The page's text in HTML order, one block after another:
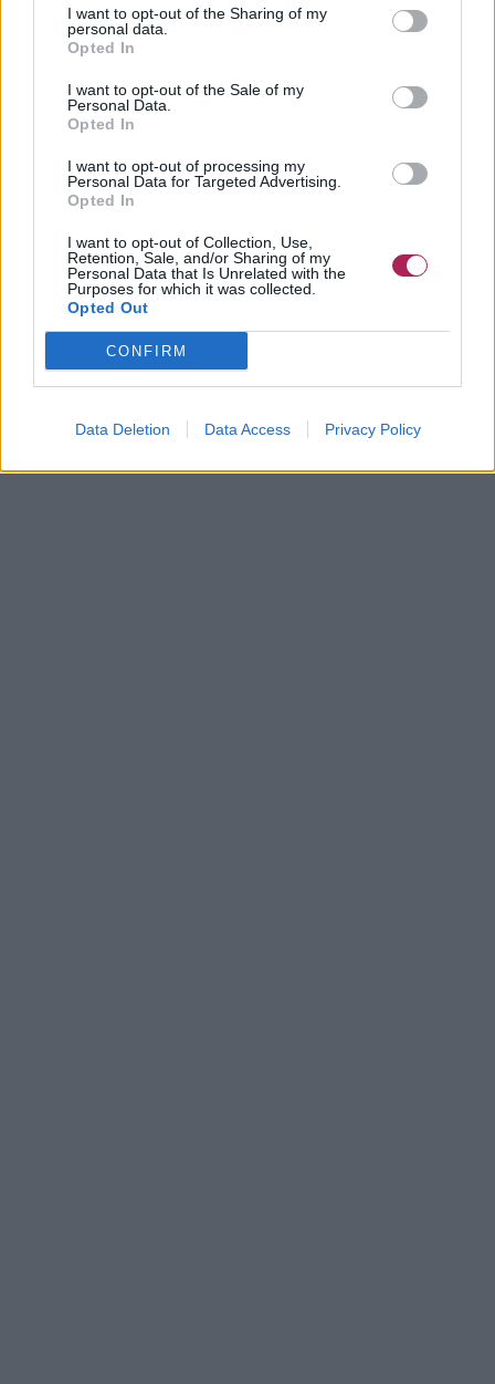
I want to opt-out of the Sharing of my
personal data.
Opted In
I want to opt-out of the Sale of my
Personal Data.
Opted In
I want to opt-out of processing my
Personal Data for Targeted Advertising.
Opted In
I want to opt-out of Collection, Use,
Retention, Sale, and/or Sharing of my
Personal Data that Is Unrelated with the
Purposes for which it was collected.
Opted Out
CONFIRM
Data Deletion Data Access Privacy Policy